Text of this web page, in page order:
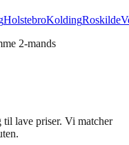
HolstebroKoldingRoskilde
2-mands
lave priser. Vi matcher